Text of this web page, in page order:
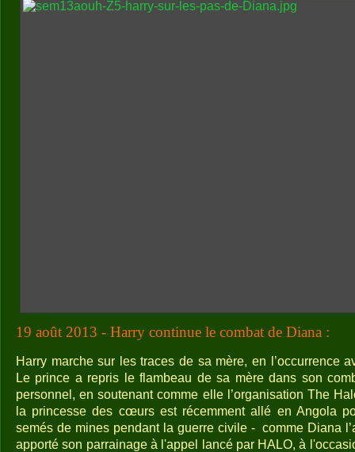
19 août 2013 - Harry continue le combat de Diana :
Harry marche sur les traces de sa mère, en l’occurrence
Le prince a repris le flambeau de sa mère dans son
personnel, en soutenant comme elle l’organisation The
la princesse des cœurs est récemment allé en Angola
semés de mines pendant la guerre civile - comme Diana
apporté son parrainage à l'appel lancé par HALO, à